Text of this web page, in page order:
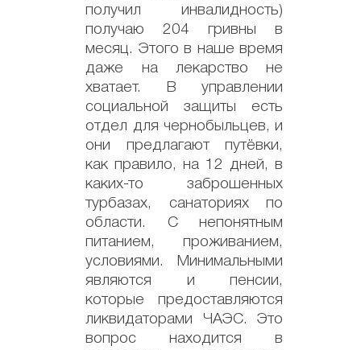
получил инвалидность)
получаю 204 гривны в
месяц. Этого в наше время
даже на лекарство не
хватает. В управлении
социальной защиты есть
отдел для чернобыльцев, и
они предлагают путёвки,
как правило, на 12 дней, в
каких-то заброшенных
турбазах, санаториях по
области. С непонятным
питанием, проживанием,
условиями. Минимальными
являются и пенсии,
которые предоставляются
ликвидаторами ЧАЭС. Это
вопрос находится в